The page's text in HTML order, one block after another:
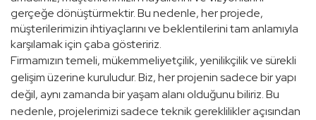
gerçeğe dönüştürmektir. Bu nedenle, her projede,
müşterilerimizin ihtiyaçlarını ve beklentilerini tam anlamıyla
karşılamak için çaba gösteririz.
Firmamızın temeli, mükemmeliyetçilik, yenilikçilik ve sürekli
gelişim üzerine kuruludur. Biz, her projenin sadece bir yapı
değil, aynı zamanda bir yaşam alanı olduğunu biliriz. Bu
nedenle, projelerimizi sadece teknik gereklilikler açısından